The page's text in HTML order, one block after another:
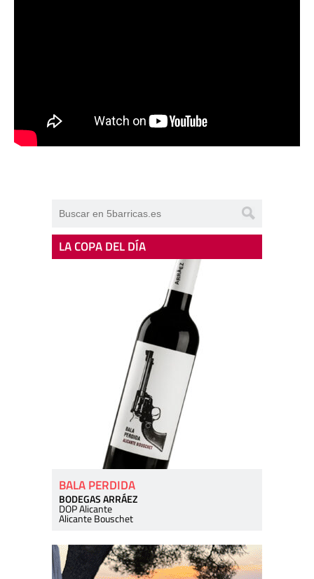
LA COPA DEL DÍA
BALA PERDIDA
BODEGAS ARRÁEZ
DOP Alicante
Alicante Bouschet